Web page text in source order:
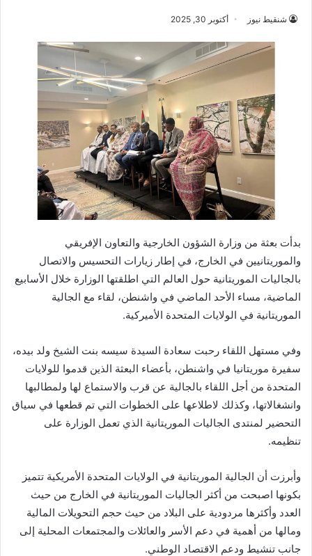
شنقيط نيوز أكتوبر 30, 2025
بدأت بعثة من وزارة الشؤون الخارجية والتعاون الإفريقي
والموريتانيين في الخارج، في إطار زيارات التحسيس والاتصال
بالجاليات الموريتانية حول العالم التي اطلقتها الوزارة خلال الأسابيع
الماضية، مساء الأحد الماضي في واشنطن، لقاء مع الجالية
الموريتانية في الولايات المتحدة الأميركية.
وفي مستهل اللقاء رحبت سعادة السيدة سيسه بنت الشيخ ولد بيده،
سفيرة موريتانيا في واشنطن، بأعضاء البعثة الذين قدموا للولايات
المتحدة من أجل اللقاء بالجالية عن قرب والاستماع لها ولمطالبها
وانشغالاتها، وكذلك لاطلاعها على الخطوات التي تم قطعها في سياق
التحضير لمنتدى الجاليات الموريتانية الذي تعمل الوزارة على
تنظيمه.
وأبرزت أن الجالية الموريتانية في الولايات المتحدة الأمريكية تتميز
بكونها اصبحت من أكثر الجاليات الموريتانية في الخارج من حيث
العدد وأكثرها مردودية على البلاد من حيث حجم التحويلات المالية
ومالها من أهمية في دعم الأسر والعائلات والمجتمعات المحلية إلى
جانب تنشيط ودعم الاقتصاد الوطني.